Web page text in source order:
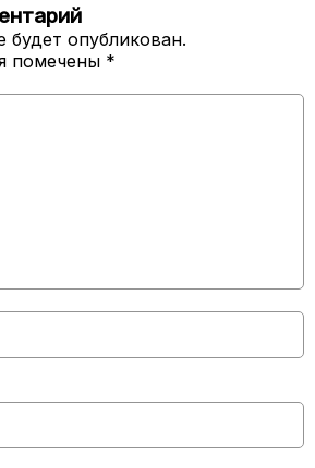
будет опубликован.
помечены *